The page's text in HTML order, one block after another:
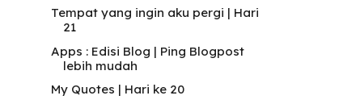
Tempat yang ingin aku pergi | Hari
21
Apps : Edisi Blog | Ping Blogpost
lebih mudah
My Quotes | Hari ke 20